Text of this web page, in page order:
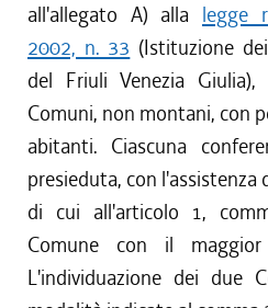
all'allegato A) alla legge
2002, n. 33 (Istituzione
del Friuli Venezia
Comuni, non montani, con
abitanti. Ciascuna
presieduta, con
di cui all'articolo 1,
Comune con il
L'individuazione dei due